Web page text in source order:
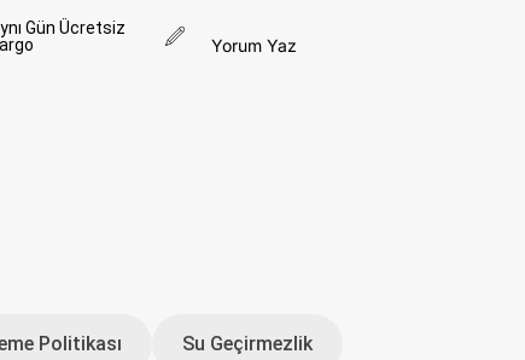
Gün Ücretsiz
Yorum Yaz
Politikası Su Geçirmezlik